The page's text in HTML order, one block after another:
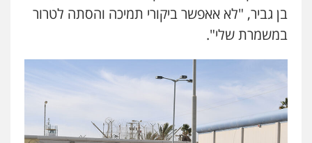
בן גביר, "לא אאפשר ביקורי תמיכה והסתה לטרור
במשמרת שלי".